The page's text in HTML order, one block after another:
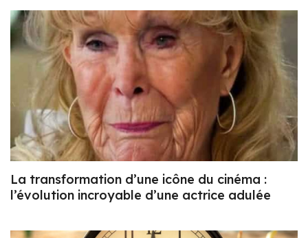
La transformation d’une icône du cinéma :
l’évolution incroyable d’une actrice adulée